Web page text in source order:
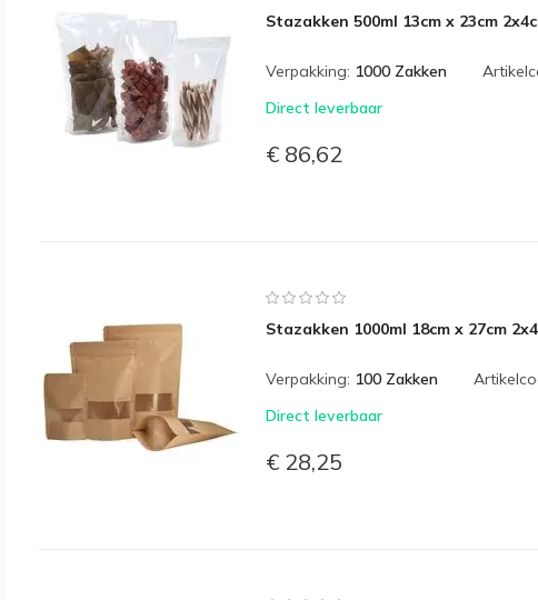
Stazakken 500ml 13cm x 23cm
Verpakking: 1000 Zakken
Direct leverbaar
€ 86,62
Stazakken 1000ml 18cm x 27cm
Verpakking: 100 Zakken
Direct leverbaar
€ 28,25